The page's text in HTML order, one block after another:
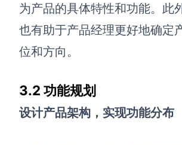
为产品的具体特性和功能。此
也有助于产品经理更好地确定
位和方向。
3.2 功能规划
设计产品架构，实现功能分布